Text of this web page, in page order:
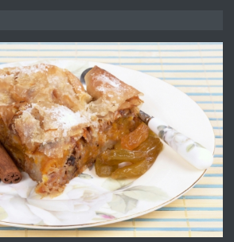
АПАРТАМЕНТ В ЦЕНТЪРА НА ГР.
ХАСКОВО
преди 2 дни
Давам гараж под наем
преди 2 дни
№4120 Магазин/Офис под наем в кв.